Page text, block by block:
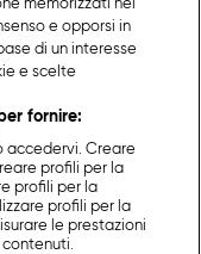
memorizzati nei
e opporsi in
di un interesse
e scelte
fornire:
accedervi. Creare
profili per la
profili per la
profili per la
le prestazioni
contenuti.